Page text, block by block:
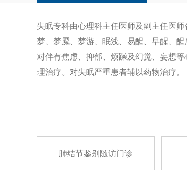
失眠专科由心理科主任医师及副主任医
梦、梦魇、梦游、眠浅、易醒、早醒、
对伴有焦虑、抑郁、烦躁及幻觉、妄想
理治疗。对失眠严重患者辅以药物治疗。
肺结节鉴别随访门诊